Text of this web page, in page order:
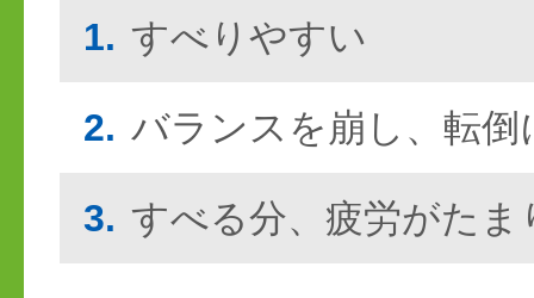
1. すべりやすい
2. バランスを崩し、転
3. すべる分、疲労がたま